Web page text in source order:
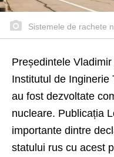
Sistemele de rachete
Președintele
Institutul de Inginerie
au fost dezvoltate
nucleare. Publicația
importante dintre
statului rus cu acest